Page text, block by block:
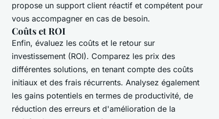
propose un support client réactif et compétent pour
vous accompagner en cas de besoin.
Coûts et ROI
Enfin, évaluez les coûts et le retour sur
investissement (ROI). Comparez les prix des
différentes solutions, en tenant compte des coûts
initiaux et des frais récurrents. Analysez également
les gains potentiels en termes de productivité, de
réduction des erreurs et d'amélioration de la